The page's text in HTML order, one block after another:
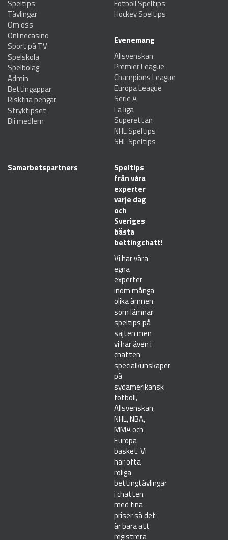
Speltips
Tävlingar
Om oss
Onlinecasino
Sport på TV
Spelskola
Spelbolag
Admin
Bettingappar
Riskfria pengar
Stryktipset
Bli medlem
Fotboll Speltips
Hockey Speltips
Evenemang
Allsvenskan
Premier League
Champions League
Europa League
Serie A
La liga
Superettan
NHL Speltips
SHL Speltips
Samarbetspartners
Speltips
från våra
experter
varje dag
och
Sveriges
bästa
bettingchatt!
Vi har våra
egna
experter
inom många
olika ämnen
som lämnar
speltips på
sajten men
vi har även i
chatten
specialkunskaper
på
sydamerikansk
fotboll,
Allsvenskan,
NHL, NBA,
MMA och
Europa
basket. Vi
har ofta
roliga
bettingtävlingar
i chatten
med fina
priser så det
är bara att
registrera